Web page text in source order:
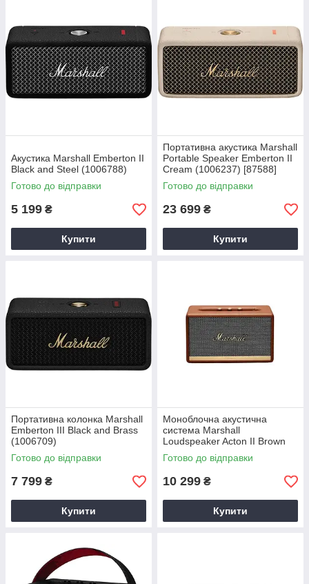
Акустика Marshall Emberton II
Black and Steel (1006788)
Готово до відправки
5 199 ₴
Купити
Портативна акустика Marshall
Portable Speaker Emberton II
Cream (1006237) [87588]
Готово до відправки
23 699 ₴
Купити
Портативна колонка Marshall
Emberton III Black and Brass
(1006709)
Готово до відправки
7 799 ₴
Купити
Моноблочна акустична
система Marshall
Loudspeaker Acton II Brown
(1002765)
Готово до відправки
10 299 ₴
Купити